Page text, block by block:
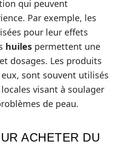
qui peuvent
Par exemple, les
pour leur effets
huiles permettent une
dosages. Les produits
sont souvent utilisés
visant à soulager
de peau.
ACHETER DU